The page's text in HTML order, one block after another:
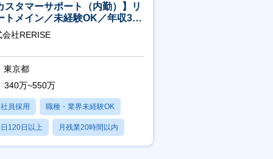
スタマーサポート（内勤）】リ
トメイン／未経験OK／年収340
／年間休日125日
会社RERISE
東京都
340万~550万
員採用 職種・業界未経験OK
120日以上 月残業20時間以内
あり